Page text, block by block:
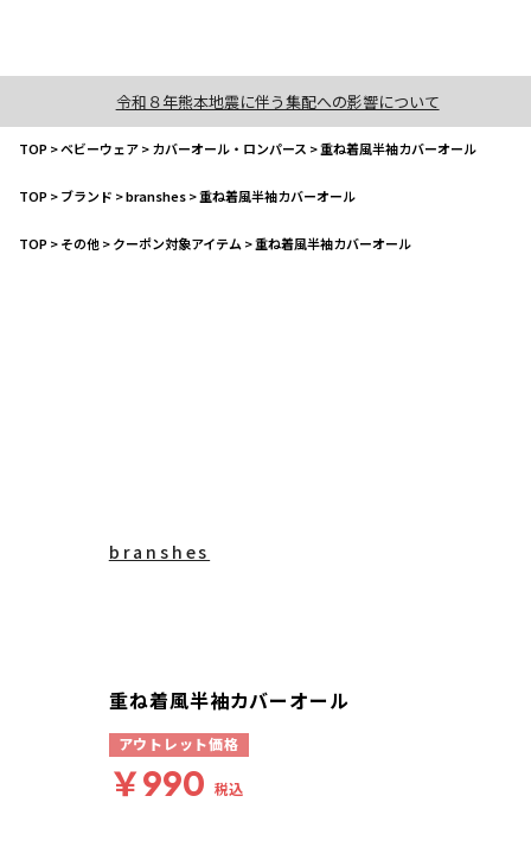
令和８年熊本地震に伴う集配への影響について
TOP>ベビーウェア>カバーオール・ロンパース >重ね着風半袖カバーオール
TOP>ブランド >branshes>重ね着風半袖カバーオール
TOP>その他>クーポン対象アイテム >重ね着風半袖カバーオール
branshes
重ね着風半袖カバーオール
アウトレット価格
￥990 税込